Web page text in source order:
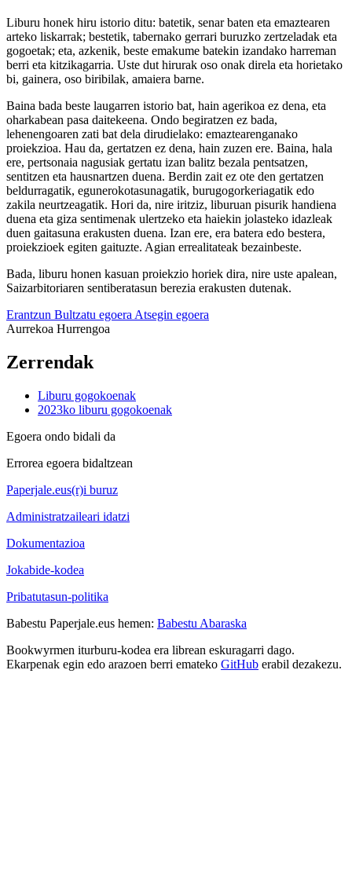
Liburu honek hiru istorio ditu: batetik, senar baten eta emaztearen
arteko liskarrak; bestetik, tabernako gerrari buruzko zertzeladak eta
gogoetak; eta, azkenik, beste emakume batekin izandako harreman
berri eta kitzikagarria. Uste dut hirurak oso onak direla eta horietako
bi, gainera, oso biribilak, amaiera barne.
Baina bada beste laugarren istorio bat, hain agerikoa ez dena, eta
oharkabean pasa daitekeena. Ondo begiratzen ez bada,
lehenengoaren zati bat dela dirudielako: emaztearenganako
proiekzioa. Hau da, gertatzen ez dena, hain zuzen ere. Baina, hala
ere, pertsonaia nagusiak gertatu izan balitz bezala pentsatzen,
sentitzen eta hausnartzen duena. Berdin zait ez ote den gertatzen
beldurragatik, egunerokotasunagatik, burugogorkeriagatik edo
zakila neurtzeagatik. Hori da, nire iritziz, liburuan pisurik handiena
duena eta giza sentimenak ulertzeko eta haiekin jolasteko idazleak
duen gaitasuna erakusten duena. Izan ere, era batera edo bestera,
proiekzioek egiten gaituzte. Agian errealitateak bezainbeste.
Bada, liburu honen kasuan proiekzio horiek dira, nire uste apalean,
Saizarbitoriaren sentiberatasun berezia erakusten dutenak.
Erantzun Bultzatu egoera Atsegin egoera
Aurrekoa Hurrengoa
Zerrendak
Liburu gogokoenak
2023ko liburu gogokoenak
Egoera ondo bidali da
Errorea egoera bidaltzean
Paperjale.eus(r)i buruz
Administratzaileari idatzi
Dokumentazioa
Jokabide-kodea
Pribatutasun-politika
Babestu Paperjale.eus hemen: Babestu Abaraska
Bookwyrmen iturburu-kodea era librean eskuragarri dago.
Ekarpenak egin edo arazoen berri emateko GitHub erabil dezakezu.